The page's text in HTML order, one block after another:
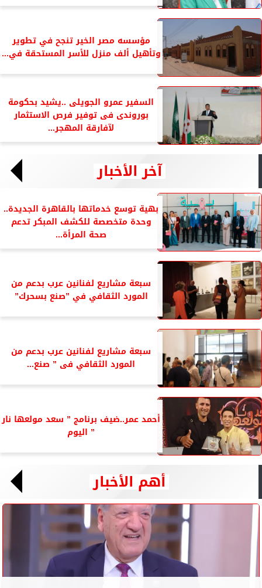
مؤسسه مصر الخير تنجح في تطوير
وتأهيل ألف منزل للأسر المستحقة في...
السفير عمرو الجويلى ..يشيد بحكومة
بوروندى فى توفير فرص الاستثمار
لآفارقة المهجر...
آخر الأخبار
بهية توسع خدماتها بالقاهرة الجديدة..
وحدة متخصصة للكشف المبكر تدعم
صحة المرأة...
سبعة مشاريع لفنانين عرب بدعم من
المورد الثقافي في ”صنع بسحرك”
سبعة مشاريع لفنانين عرب بدعم من
المورد الثقافي فى ” صنع...
أحمد عمر..ضيف برنامج ” سعد مولعها نار
” اليوم
أهم الأخبار